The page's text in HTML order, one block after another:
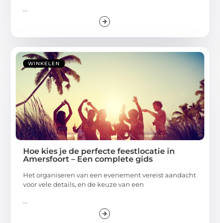
...
WINKELEN
Hoe kies je de perfecte feestlocatie in
Amersfoort – Een complete gids
Het organiseren van een evenement vereist aandacht
voor vele details, en de keuze van een
...